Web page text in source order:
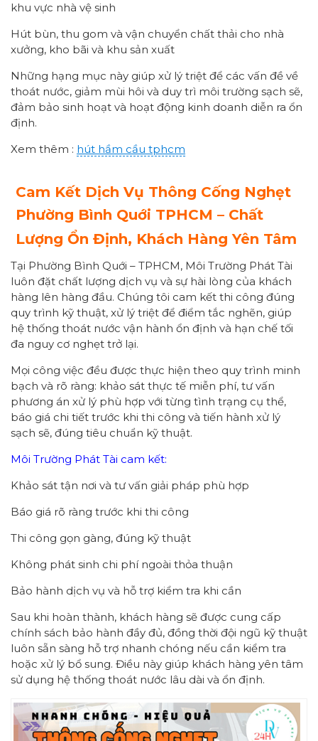
khu vực nhà vệ sinh
Hút bùn, thu gom và vận chuyển chất thải cho nhà
xưởng, kho bãi và khu sản xuất
Những hạng mục này giúp xử lý triệt để các vấn đề về
thoát nước, giảm mùi hôi và duy trì môi trường sạch sẽ,
đảm bảo sinh hoạt và hoạt động kinh doanh diễn ra ổn
định.
Xem thêm : hút hầm cầu tphcm
Cam Kết Dịch Vụ Thông Cống Nghẹt
Phường Bình Quới TPHCM – Chất
Lượng Ổn Định, Khách Hàng Yên Tâm
Tại Phường Bình Quới – TPHCM, Môi Trường Phát Tài
luôn đặt chất lượng dịch vụ và sự hài lòng của khách
hàng lên hàng đầu. Chúng tôi cam kết thi công đúng
quy trình kỹ thuật, xử lý triệt để điểm tắc nghẽn, giúp
hệ thống thoát nước vận hành ổn định và hạn chế tối
đa nguy cơ nghẹt trở lại.
Mọi công việc đều được thực hiện theo quy trình minh
bạch và rõ ràng: khảo sát thực tế miễn phí, tư vấn
phương án xử lý phù hợp với từng tình trạng cụ thể,
báo giá chi tiết trước khi thi công và tiến hành xử lý
sạch sẽ, đúng tiêu chuẩn kỹ thuật.
Môi Trường Phát Tài cam kết:
Khảo sát tận nơi và tư vấn giải pháp phù hợp
Báo giá rõ ràng trước khi thi công
Thi công gọn gàng, đúng kỹ thuật
Không phát sinh chi phí ngoài thỏa thuận
Bảo hành dịch vụ và hỗ trợ kiểm tra khi cần
Sau khi hoàn thành, khách hàng sẽ được cung cấp
chính sách bảo hành đầy đủ, đồng thời đội ngũ kỹ thuật
luôn sẵn sàng hỗ trợ nhanh chóng nếu cần kiểm tra
hoặc xử lý bổ sung. Điều này giúp khách hàng yên tâm
sử dụng hệ thống thoát nước lâu dài và ổn định.